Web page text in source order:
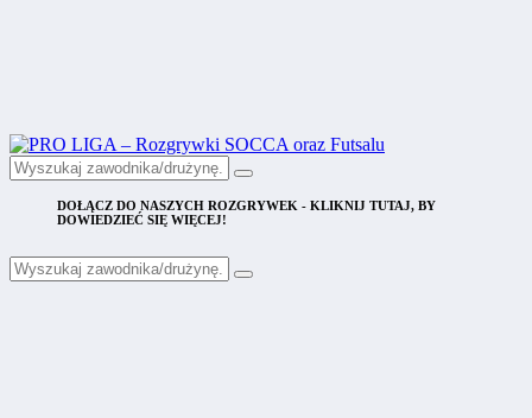
DOŁĄCZ DO NASZYCH ROZGRYWEK - KLIKNIJ TUTAJ, BY
DOWIEDZIEĆ SIĘ WIĘCEJ!